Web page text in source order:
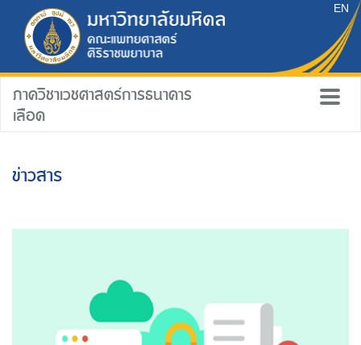
EN
ภาควิชาเวชศาสตร์การธนาคาร
เลือด
ข่าวสาร